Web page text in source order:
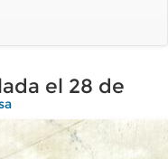
el 28 de